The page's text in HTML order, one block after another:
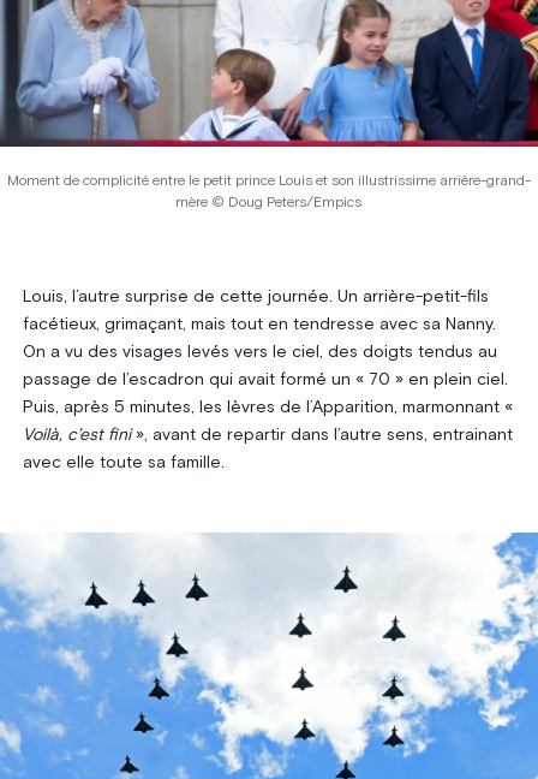
Moment de complicité entre le petit prince Louis et son illustrissime arrière-grand-
mère © Doug Peters/Empics
Louis, l’autre surprise de cette journée. Un arrière-petit-fils
facétieux, grimaçant, mais tout en tendresse avec sa Nanny.
On a vu des visages levés vers le ciel, des doigts tendus au
passage de l’escadron qui avait formé un « 70 » en plein ciel.
Puis, après 5 minutes, les lèvres de l’Apparition, marmonnant «
Voilà, c’est fini», avant de repartir dans l’autre sens, entrainant
avec elle toute sa famille.